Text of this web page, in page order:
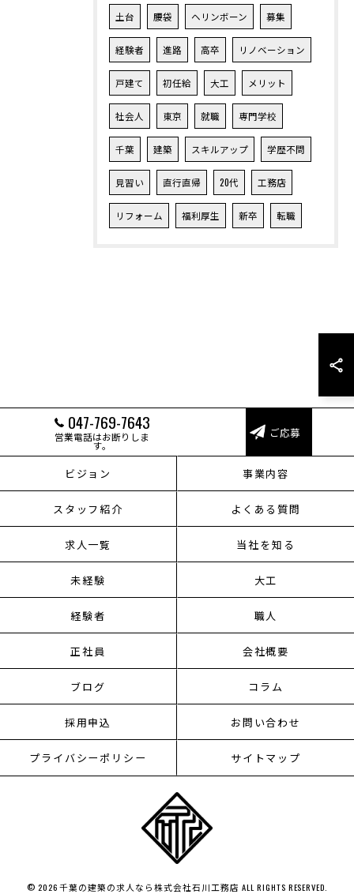
土台 腰袋 ヘリンボーン 募集
経験者 進路 高卒 リノベーション
戸建て 初任給 大工 メリット
社会人 東京 就職 専門学校
千葉 建築 スキルアップ 学歴不問
見習い 直行直帰 20代 工務店
リフォーム 福利厚生 新卒 転職
047-769-7643
営業電話はお断りしま
す。
ご応募
ビジョン 事業内容
スタッフ紹介 よくある質問
求人一覧 当社を知る
未経験 大工
経験者 職人
正社員 会社概要
ブログ コラム
採用申込 お問い合わせ
プライバシーポリシー サイトマップ
© 2026 千葉の建築の求人なら株式会社石川工務店 ALL RIGHTS RESERVED.